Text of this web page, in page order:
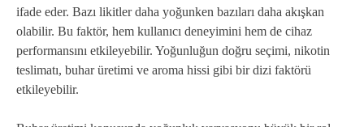
ifade eder. Bazı likitler daha yoğunken bazıları daha akışkan
olabilir. Bu faktör, hem kullanıcı deneyimini hem de cihaz
performansını etkileyebilir. Yoğunluğun doğru seçimi, nikotin
teslimatı, buhar üretimi ve aroma hissi gibi bir dizi faktörü
etkileyebilir.